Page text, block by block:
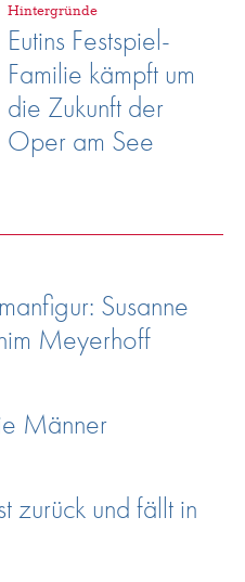
Hintergründe
Eutins Festspiel-
Familie kämpft um
die Zukunft der
Oper am See
Susanne
Meyerhoff
Männer
zurück und fällt in